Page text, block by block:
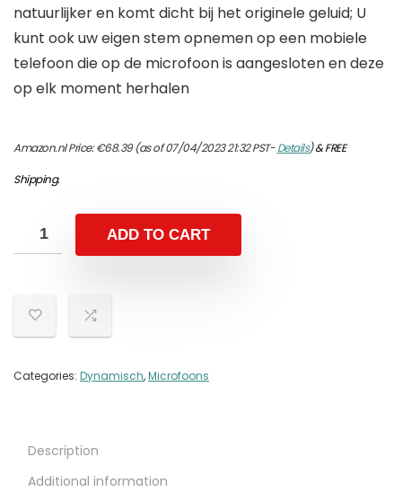
natuurlijker en komt dicht bij het originele geluid; U
kunt ook uw eigen stem opnemen op een mobiele
telefoon die op de microfoon is aangesloten en deze
op elk moment herhalen
Amazon.nl Price:€68.39(as of 07/04/2023 21:32 PST-Details)&FREE
Shipping.
ADD TO CART
Categories: Dynamisch,Microfoons
Description
Additional information